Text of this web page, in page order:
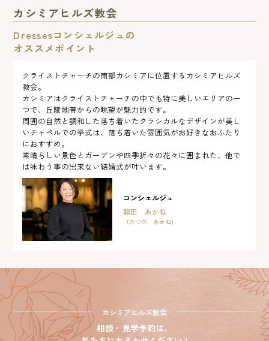
カシミアヒルズ教会
Dressesコンシェルジュの
オススメポイント
クライストチャーチの南部カシミアに位置するカシミアヒルズ
教会。
カシミアはクライストチャーチの中でも特に美しいエリアの一
つで、丘陵地帯からの眺望が魅力的です。
周囲の自然と調和した落ち着いたクラシカルなデザインが美し
いチャペルでの挙式は、落ち着いた雰囲気がお好きなおふたり
におすすめ。
素晴らしい景色とガーデンや四季折々の花々に囲まれた、他で
は味わう事の出来ない結婚式が叶います。
コンシェルジュ
龍田 あかね
（たつだ あかね）
カシミアヒルズ教会
相談・見学予約は、